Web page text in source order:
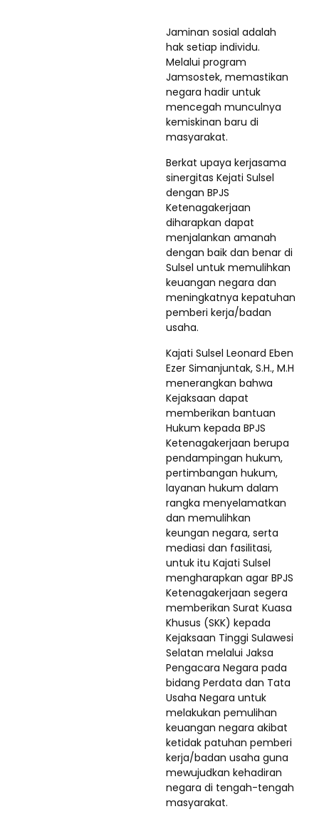
Jaminan sosial adalah
hak setiap individu.
Melalui program
Jamsostek, memastikan
negara hadir untuk
mencegah munculnya
kemiskinan baru di
masyarakat.
Berkat upaya kerjasama
sinergitas Kejati Sulsel
dengan BPJS
Ketenagakerjaan
diharapkan dapat
menjalankan amanah
dengan baik dan benar di
Sulsel untuk memulihkan
keuangan negara dan
meningkatnya kepatuhan
pemberi kerja/badan
usaha.
Kajati Sulsel Leonard Eben
Ezer Simanjuntak, S.H., M.H
menerangkan bahwa
Kejaksaan dapat
memberikan bantuan
Hukum kepada BPJS
Ketenagakerjaan berupa
pendampingan hukum,
pertimbangan hukum,
layanan hukum dalam
rangka menyelamatkan
dan memulihkan
keungan negara, serta
mediasi dan fasilitasi,
untuk itu Kajati Sulsel
mengharapkan agar BPJS
Ketenagakerjaan segera
memberikan Surat Kuasa
Khusus (SKK) kepada
Kejaksaan Tinggi Sulawesi
Selatan melalui Jaksa
Pengacara Negara pada
bidang Perdata dan Tata
Usaha Negara untuk
melakukan pemulihan
keuangan negara akibat
ketidak patuhan pemberi
kerja/badan usaha guna
mewujudkan kehadiran
negara di tengah-tengah
masyarakat.